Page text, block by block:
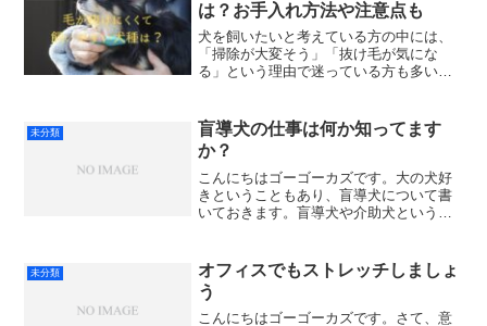
は？お手入れ方法や注意点も
犬を飼いたいと考えている方の中には、
「掃除が大変そう」「抜け毛が気にな
る」という理由で迷っている方も多いの
落ちない犬種が存在します。ただし、毛
が抜けにくい代わりに定期的...
未分類
盲導犬の仕事は何か知ってます
か？
こんにちはゴーゴーカズです。大の犬好
きということもあり、盲導犬について書
いておきます。盲導犬や介助犬というと
に犬種でいえばラブが圧倒的に多く、実
際に町で遭遇するの...
未分類
オフィスでもストレッチしましょ
う
こんにちはゴーゴーカズです。さて、意